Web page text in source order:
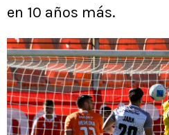
en 10 años más.